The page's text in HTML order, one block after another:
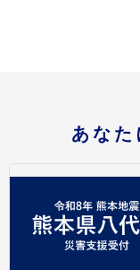
あなた